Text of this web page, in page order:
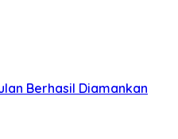
Berhasil Diamankan